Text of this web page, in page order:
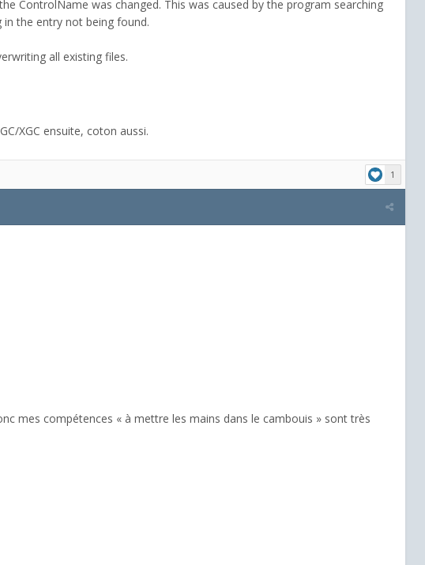
ControlName was changed. This was caused by the program searching
the entry not being found.
all existing files.
XGC ensuite, coton aussi.
1
mes compétences « à mettre les mains dans le cambouis » sont très